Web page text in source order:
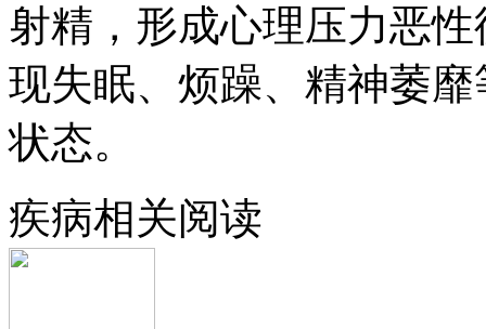
射精，形成心理压力恶
现失眠、烦躁、精神萎
状态。
疾病相关阅读